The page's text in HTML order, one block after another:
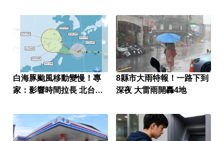
白海豚颱風移動變慢！專
家：影響時間拉長 北台恐
8縣市大雨特報！一路下到
深夜 大雷雨開轟4地